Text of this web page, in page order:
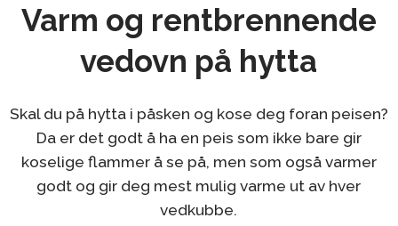
Varm og rentbrennende
vedovn på hytta
Skal du på hytta i påsken og kose deg foran peisen?
Da er det godt å ha en peis som ikke bare gir
koselige flammer å se på, men som også varmer
godt og gir deg mest mulig varme ut av hver
vedkubbe.